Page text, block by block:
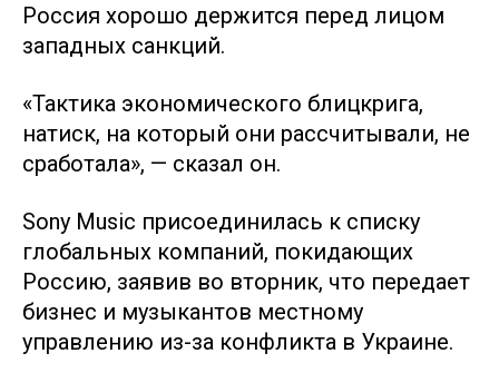
Россия хорошо держится перед лицом
западных санкций.
«Тактика экономического блицкрига,
натиск, на который они рассчитывали, не
сработала», — сказал он.
Sony Music присоединилась к списку
глобальных компаний, покидающих
Россию, заявив во вторник, что передает
бизнес и музыкантов местному
управлению из-за конфликта в Украине.